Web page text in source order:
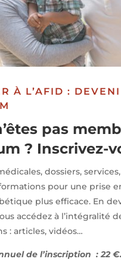
À L’AFID :
pas
? Inscrivez-
dossiers,
pour une prise
plus efficace. En
accédez à l’intégralité
: articles, vidéos…
de l’inscription : 22 €.